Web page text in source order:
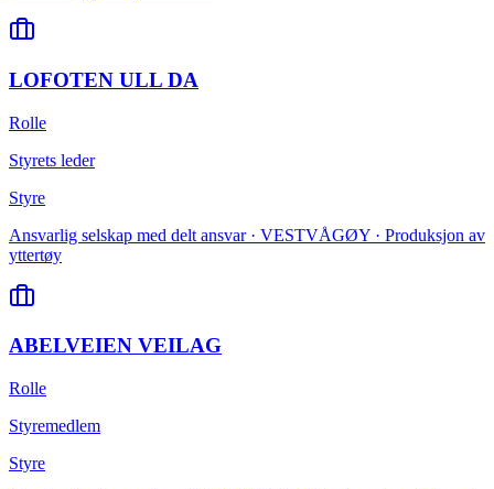
LOFOTEN ULL DA
Rolle
Styrets leder
Styre
Ansvarlig selskap med delt ansvar · VESTVÅGØY · Produksjon av
yttertøy
ABELVEIEN VEILAG
Rolle
Styremedlem
Styre